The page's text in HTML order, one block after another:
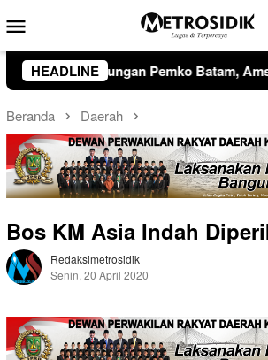
ke
kontenMobile
HEADLINE
Soroti Kinerja OPD dan
Beranda Daerah
Bos KM Asia Indah
Redaksimetrosidik
Senin, 20 April 2020